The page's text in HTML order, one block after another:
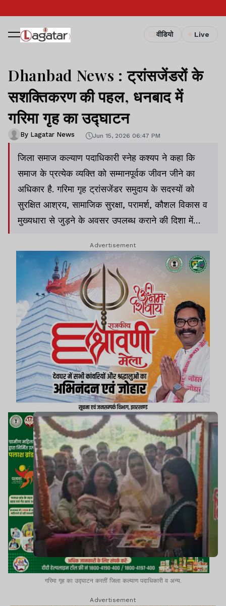
वीडियो Live
Dhanbad News : ट्रांसजेंडरों के
सशक्तिकरण की पहल, धनबाद में
गरिमा गृह का उद्घाटन
By Lagatar News Jun 15, 2026 06:47 PM
जिला समाज कल्याण पदाधिकारी स्नेह कश्यप ने कहा कि
समाज के प्रत्येक व्यक्ति को सम्मानपूर्वक जीवन जीने का
अधिकार है. गरिमा गृह ट्रांसजेंडर समुदाय के सदस्यों को
सुरक्षित आश्रय, सामाजिक सुरक्षा, परामर्श, कौशल विकास व
मुख्यधारा से जुड़ने के अवसर उपलब्ध कराने की दिशा में
Advertisement
गरिमा गृह का उद्घाटन करतीं जिला कल्याण पदाधिकारी व अन्य.
Advertisement